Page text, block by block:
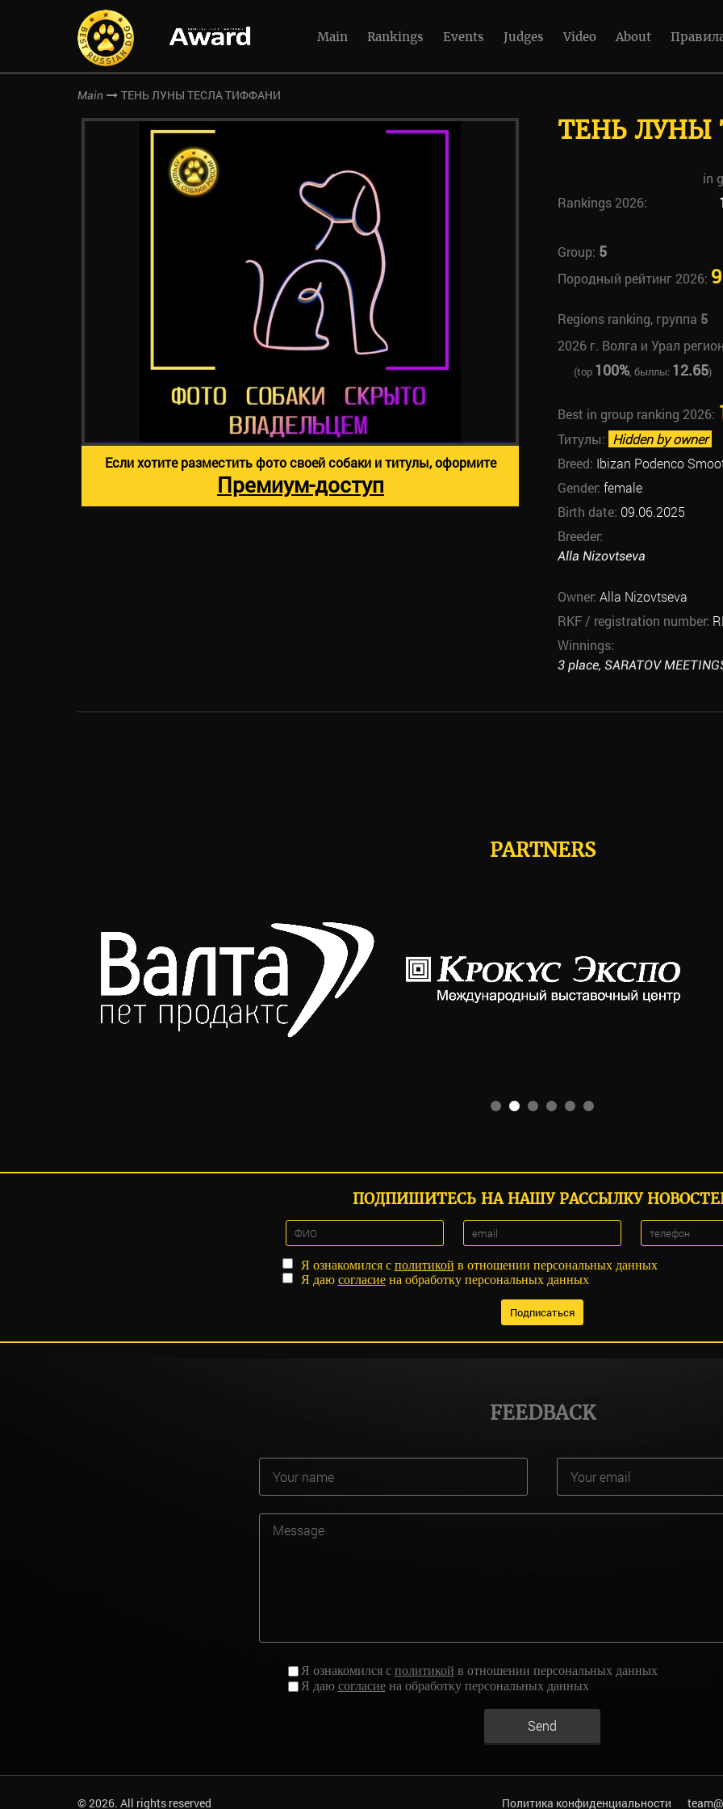
Main Rankings Events Judges Video About
Main ТЕНЬ ЛУНЫ ТЕСЛА ТИФФАНИ
ТЕНЬ ЛУНЫ
in
Rankings 2026:
Group: 5
Породный рейтинг 2026: 9
Regions ranking, группа 5
2026 г. Волга и Урал
(top 100%, быллы: 12.65)
Best in group ranking 2026:
Титулы: Hidden by owner
Breed: Ibizan Podenco
Gender: female
Birth date: 09.06.2025
Breeder:
Alla Nizovtseva
Owner: Alla Nizovtseva
RKF / registration number:
Winnings:
3 place, SARATOV
Если хотите разместить фото своей собаки и титулы, оформите
Премиум-доступ
PARTNERS
ПОДПИШИТЕСЬ НА НАШУ РАССЫЛКУ
Я ознакомился с политикой в отношении персональных данных
Я даю согласиена обработку персональных данных
FEEDBACK
Я ознакомился с политикой в отношении персональных данных
Я даю согласиена обработку персональных данных
Send
Политика конфиденциальности
© 2026. All rights reserved